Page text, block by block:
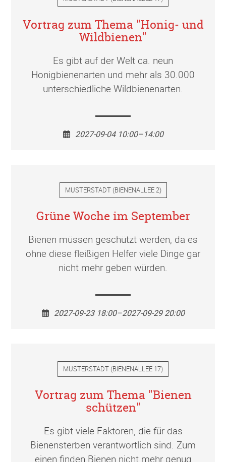
Vortrag zum Thema "Honig- und
Wildbienen"
Es gibt auf der Welt ca. neun
Honigbienenarten und mehr als 30.000
unterschiedliche Wildbienenarten.
2027-09-04 10:00–14:00
MUSTERSTADT(BIENENALLEE 2)
Grüne Woche im September
Bienen müssen geschützt werden, da es
ohne diese fleißigen Helfer viele Dinge gar
nicht mehr geben würden.
2027-09-23 18:00–2027-09-29 20:00
MUSTERSTADT (BIENENALLEE 17)
Vortrag zum Thema "Bienen
schützen"
Es gibt viele Faktoren, die für das
Bienensterben verantwortlich sind. Zum
einen finden Bienen nicht mehr genug